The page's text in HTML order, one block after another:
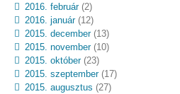
2016. február(2)
2016. január(12)
2015. december(13)
2015. november(10)
2015. október(23)
2015. szeptember(17)
2015. augusztus (27)